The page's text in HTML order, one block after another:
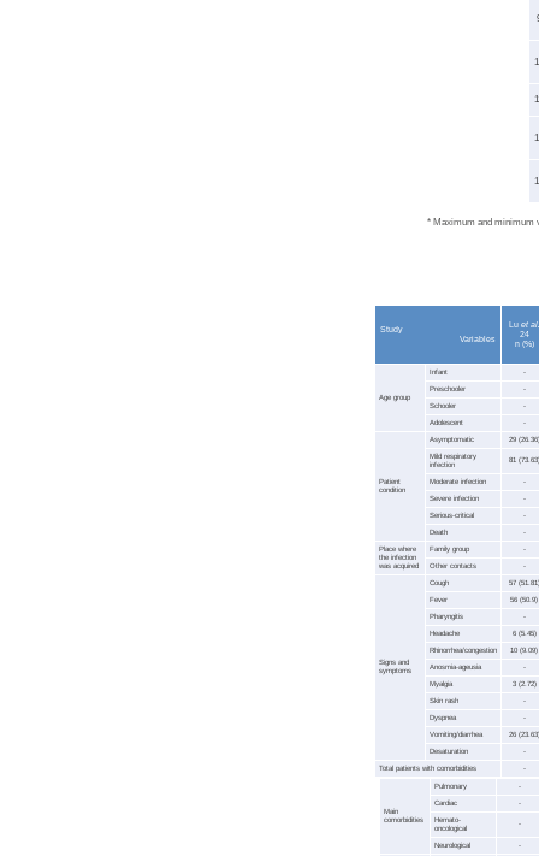
* Maximum and minimum
Study
Variables
Lu et al.
24
n (%)
Age group
Infant -
Preschooler -
Schooler -
Adolescent -
Patient
condition
Asymptomatic 29 (26.36)
Mild respiratory
infection
81 (73.63)
Moderate infection -
Severe infection -
Serious-critical -
Death -
Place where
the infection
was acquired
Family group -
Other contacts -
Signs and
symptoms
Cough 57 (51.81)
Fever 56 (50.9)
Pharyngitis -
Headache 6 (5.45)
Rhinorrhea/congestion 10 (9.09)
Anosmia-ageusia -
Myalgia 3 (2.72)
Skin rash -
Dyspnea -
Vomiting/diarrhea 26 (23.63)
Desaturation -
Total patients with comorbidities -
Main
comorbidities
Pulmonary -
Cardiac -
Hemato-
oncological
-
Neurological -